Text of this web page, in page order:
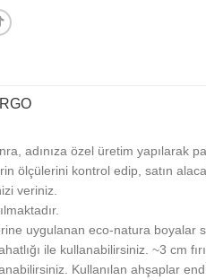
adınıza özel üretim yapılarak
ölçülerini kontrol edip, satın
veriniz.
uygulanan eco-natura boyalar
ile kullanabilirsiniz. ~3 cm
Kullanılan ahşaplar